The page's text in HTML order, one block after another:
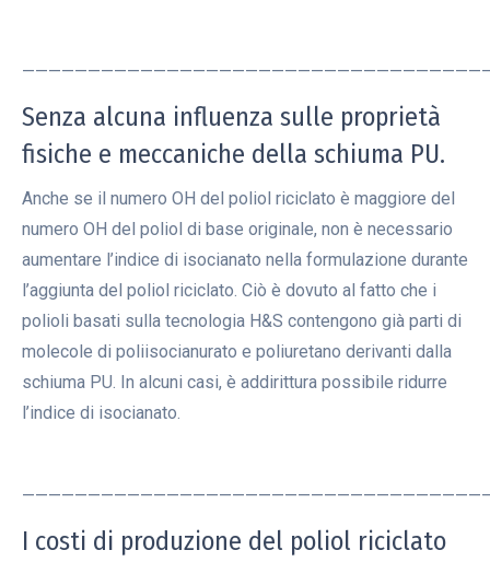
Senza alcuna influenza sulle proprietà
fisiche e meccaniche della schiuma PU.
Anche se il numero OH del poliol riciclato è maggiore del
numero OH del poliol di base originale, non è necessario
aumentare l’indice di isocianato nella formulazione durante
l’aggiunta del poliol riciclato. Ciò è dovuto al fatto che i
polioli basati sulla tecnologia H&S contengono già parti di
molecole di poliisocianurato e poliuretano derivanti dalla
schiuma PU. In alcuni casi, è addirittura possibile ridurre
l’indice di isocianato.
I costi di produzione del poliol riciclato